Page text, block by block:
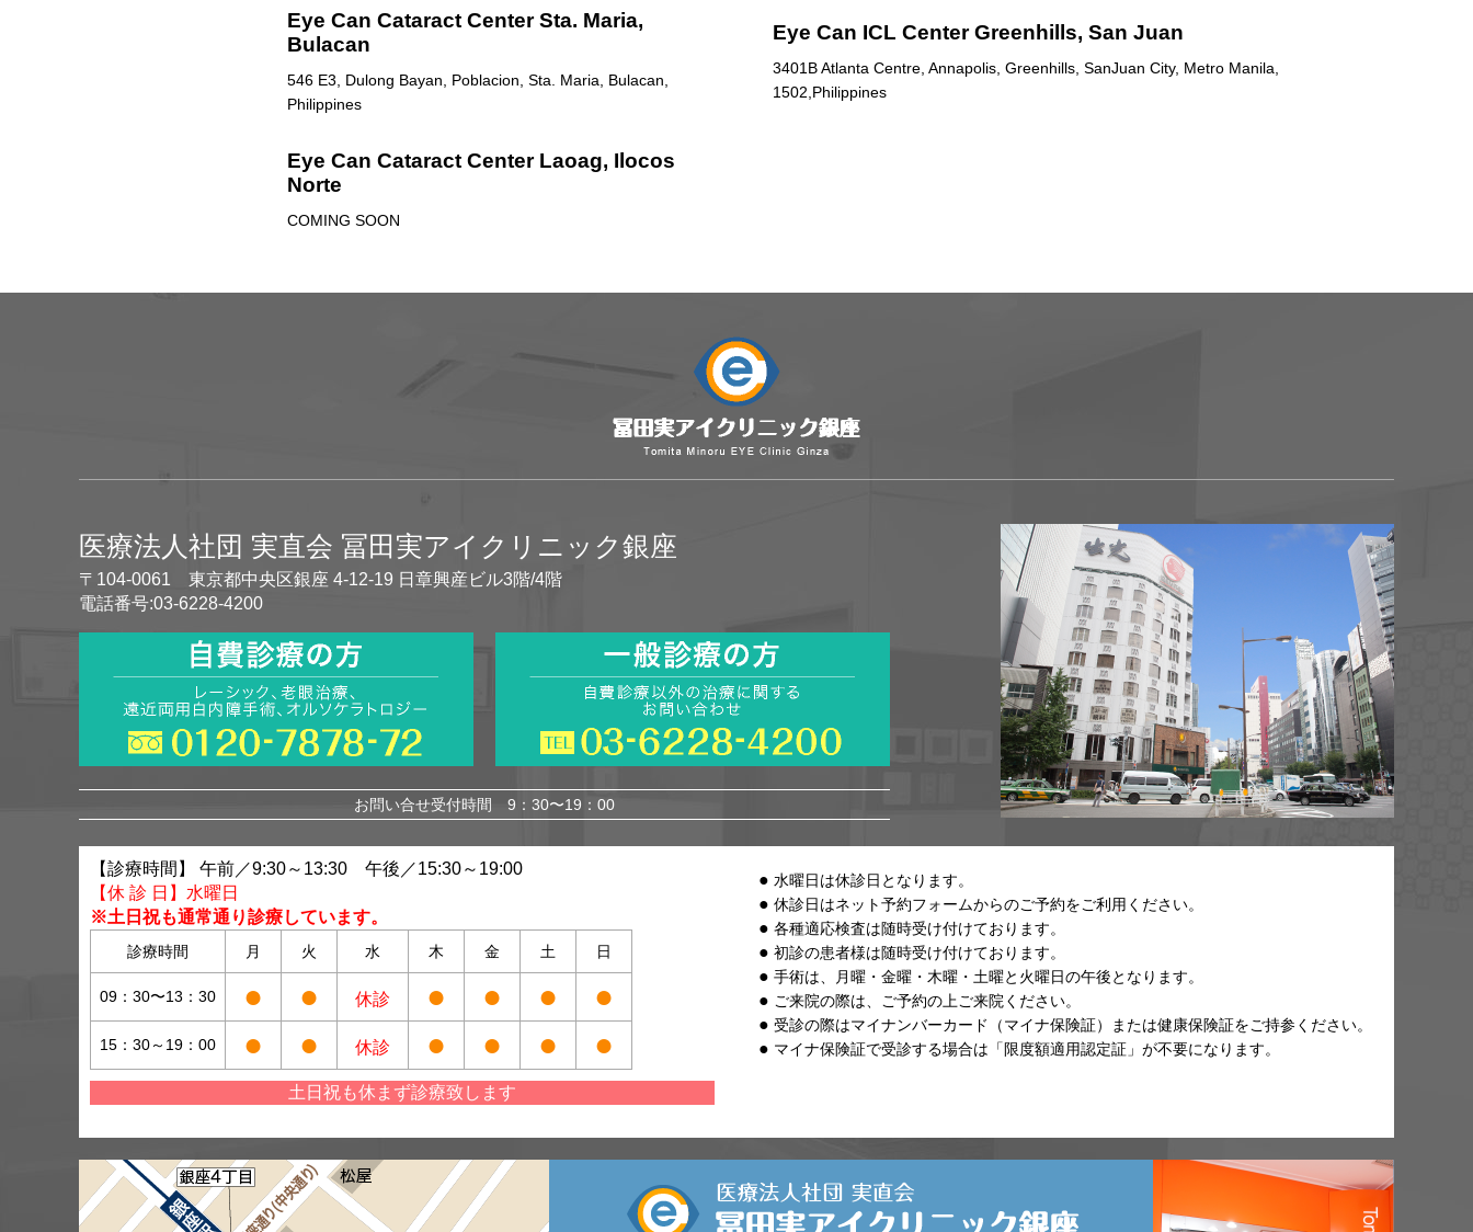
Eye Can Cataract Center Sta. Maria,
Bulacan
546 E3, Dulong Bayan, Poblacion, Sta. Maria, Bulacan,
Philippines
Eye Can ICL Center Greenhills, San Juan
3401B Atlanta Centre, Annapolis, Greenhills, SanJuan City, Metro Manila,
1502,Philippines
Eye Can Cataract Center Laoag, Ilocos
Norte
COMING SOON
医療法人社団 実直会 冨田実アイクリニック銀座
〒104-0061 東京都中央区銀座 4-12-19 日章興産ビル3階/4階
電話番号:03-6228-4200
お問い合せ受付時間 9：30〜19：00
【診療時間】 午前／9:30～13:30 午後／15:30～19:00
【休 診 日】水曜日
※土日祝も通常通り診療しています。
診療時間 月 火 水 木 金 土 日
09：30〜13：30 ● ● 休診 ● ● ● ●
15：30～19：00 ● ● 休診 ● ● ● ●
土日祝も休まず診療致します
水曜日は休診日となります。
休診日はネット予約フォームからのご予約をご利用ください。
各種適応検査は随時受け付けております。
初診の患者様は随時受け付けております。
手術は、月曜・金曜・木曜・土曜と火曜日の午後となります。
ご来院の際は、ご予約の上ご来院ください。
受診の際はマイナンバーカード（マイナ保険証）または健康保険証をご持参ください。
マイナ保険証で受診する場合は「限度額適用認定証」が不要になります。